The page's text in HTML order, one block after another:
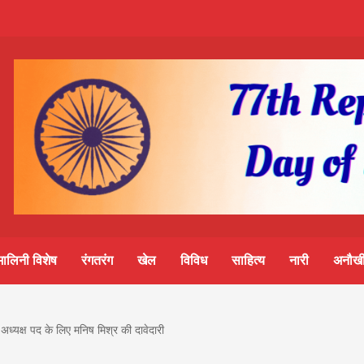
विशेष रंगतरंग खेल विविध साहित्य नारी
पद के लिए मनिष मिश्र की दावेदारी